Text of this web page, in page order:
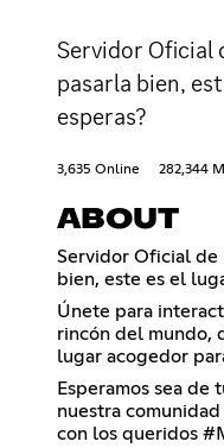
Servidor Oficial
pasarla bien,
esperas?
3,635 Online 282,344
ABOUT
Servidor Oficial de
bien, este es el
Únete para
rincón del mundo,
lugar acogedor
Esperamos sea de
nuestra
con los queridos